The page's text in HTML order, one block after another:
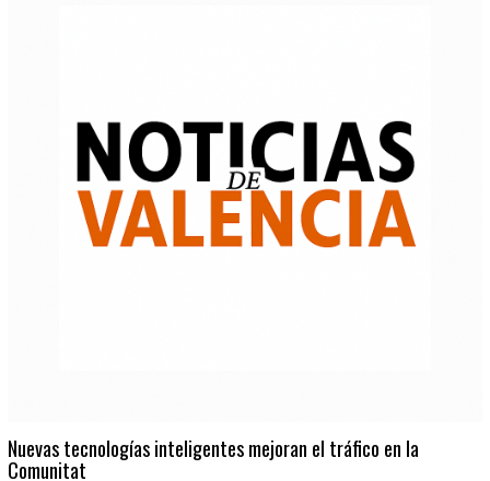
Nuevas tecnologías inteligentes mejoran el tráfico en la
Comunitat